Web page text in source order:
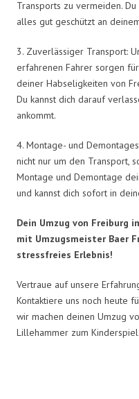
Transports zu vermeiden.
alles gut geschützt an
3. Zuverlässiger Transport:
erfahrenen Fahrer sorgen
deiner Habseligkeiten von
Du kannst dich darauf
ankommt.
4. Montage- und
nicht nur um den Transport,
Montage und Demontage
und kannst dich sofort in
Dein Umzug von Freiburg
mit Umzugsmeister Baer
stressfreies Erlebnis!
Vertraue auf unsere
Kontaktiere uns noch heute
wir machen deinen Umzug
Lillehammer zum Kinderspiel.